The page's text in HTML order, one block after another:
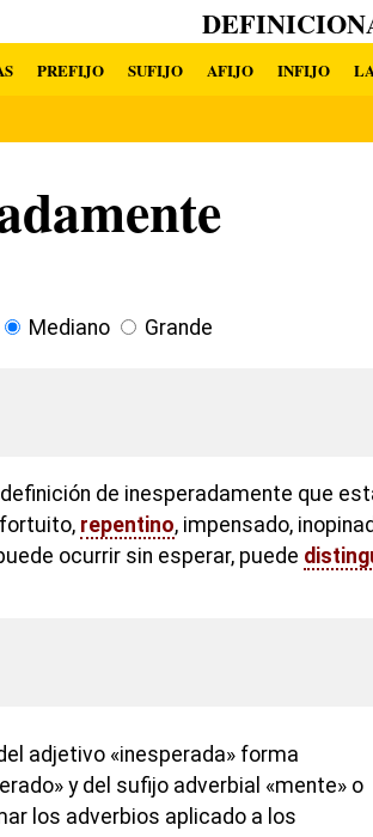
PREFIJO SUFIJO AFIJO INFIJO
Mediano Grande
de inesperadamente que
repentino, impensado,
ocurrir sin esperar, puede
adjetivo «inesperada» forma
y del sufijo adverbial «mente» o
los adverbios aplicado a los